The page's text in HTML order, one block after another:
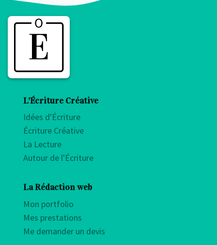
L'Écriture Créative
Idées d'Écriture
Écriture Créative
La Lecture
Autour de l'Écriture
La Rédaction web
Mon portfolio
Mes prestations
Me demander un devis